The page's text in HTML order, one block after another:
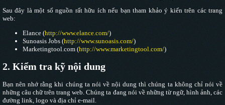
Sau đây là một số nguồn rất hữu ích nếu bạn tham khảo ý kiến trên các trang
web:
Elance (http://www.elance.com/)
Sunoasis Jobs (http://www.sunoasis.com/)
Marketingtool.com (http://www.marketingtool.com/)
2. Kiểm tra kỹ nội dung
Bạn nên nhớ rằng khi chúng ta nói về nội dung thì chúng ta không chỉ nói về
những câu chữ trên trang web. Chúng ta đang nói về những từ ngữ, hình ảnh, các
đường link, logo và địa chỉ e-mail.